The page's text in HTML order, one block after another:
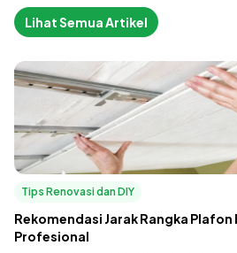
Lihat Semua Artikel
Tips Renovasi dan DIY
Rekomendasi Jarak Rangka Plafon
Profesional